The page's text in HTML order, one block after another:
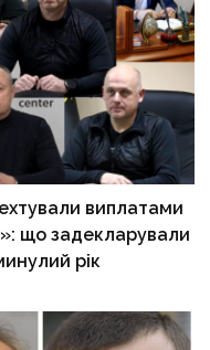
виплатами
що задекларували
рік